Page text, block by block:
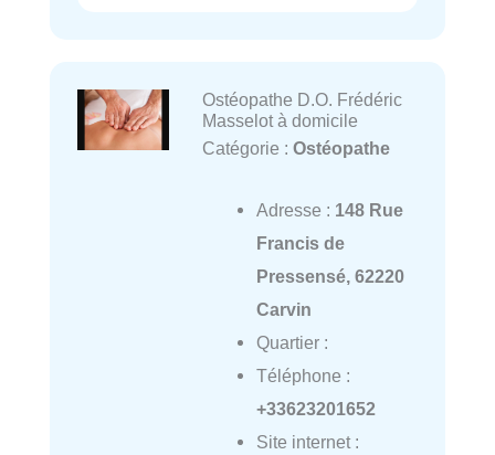
Ostéopathe D.O. Frédéric
Masselot à domicile
Catégorie : Ostéopathe
Adresse : 148 Rue
Francis de
Pressensé, 62220
Carvin
Quartier :
Téléphone :
+33623201652
Site internet :